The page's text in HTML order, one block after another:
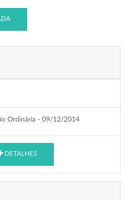
Ordinária - 09/12/2014
DETALHES